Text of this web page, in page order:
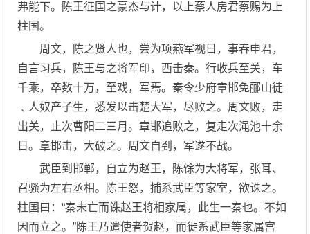
弗能下。陈王征国之豪杰与计，以上蔡人房君蔡赐为上
柱国。
周文，陈之贤人也，尝为项燕军视日，事春申君，
自言习兵，陈王与之将军印，西击秦。行收兵至关，车
千乘，卒数十万，至戏，军焉。秦令少府章邯免郦山徒
﹑人奴产子生，悉发以击楚大军，尽败之。周文败，走
出关，止次曹阳二三月。章邯追败之，复走次渑池十余
日。章邯击，大破之。周文自刭，军遂不战。
武臣到邯郸，自立为赵王，陈馀为大将军，张耳、
召骚为左右丞相。陈王怒，捕系武臣等家室，欲诛之。
柱国曰：“秦未亡而诛赵王将相家属，此生一秦也。不如
因而立之。”陈王乃遣使者贺赵，而徙系武臣等家属宫